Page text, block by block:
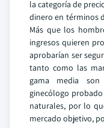
la categoría de
dinero en términos
Más que los
ingresos quieren
aprobarían ser
tanto como las
gama media son
ginecólogo
naturales, por lo
mercado objetivo,